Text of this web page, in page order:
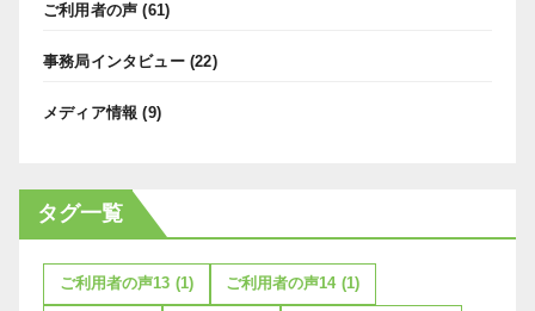
ご利用者の声 (61)
事務局インタビュー(22)
メディア情報 (9)
タグ一覧
ご利用者の声13 (1) ご利用者の声14 (1)